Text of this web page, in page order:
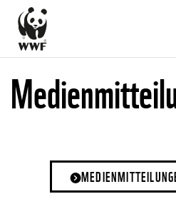
Direkt
zum
Inhalt